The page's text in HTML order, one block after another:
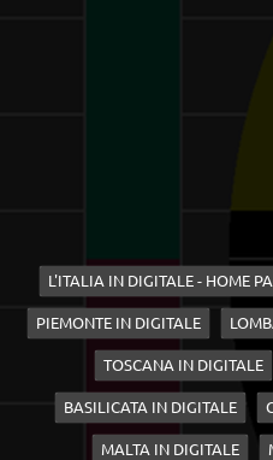
L'ITALIA IN DIGITALE - HOME
PIEMONTE IN DIGITALE
TOSCANA IN DIGITALE
BASILICATA IN DIGITALE
MALTA IN DIGITALE